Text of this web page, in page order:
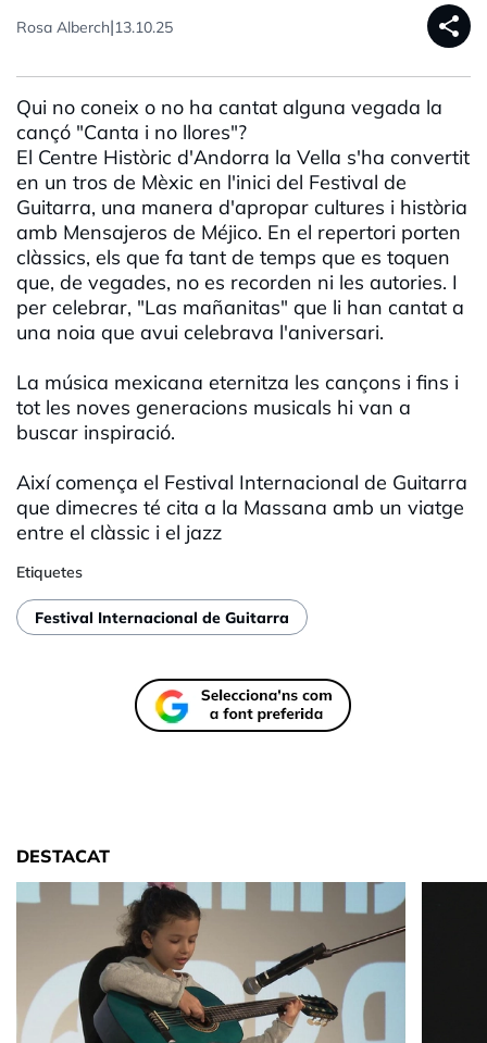
Rosa Alberch|13.10.25 share
Qui no coneix o no ha cantat alguna vegada la
cançó "Canta i no llores"?
El Centre Històric d'Andorra la Vella s'ha convertit
en un tros de Mèxic en l'inici del Festival de
Guitarra, una manera d'apropar cultures i història
amb Mensajeros de Méjico. En el repertori porten
clàssics, els que fa tant de temps que es toquen
que, de vegades, no es recorden ni les autories. I
per celebrar, "Las mañanitas" que li han cantat a
una noia que avui celebrava l'aniversari.
La música mexicana eternitza les cançons i fins i
tot les noves generacions musicals hi van a
buscar inspiració.
Així comença el Festival Internacional de Guitarra
que dimecres té cita a la Massana amb un viatge
entre el clàssic i el jazz
Etiquetes
Festival Internacional de Guitarra
DESTACAT